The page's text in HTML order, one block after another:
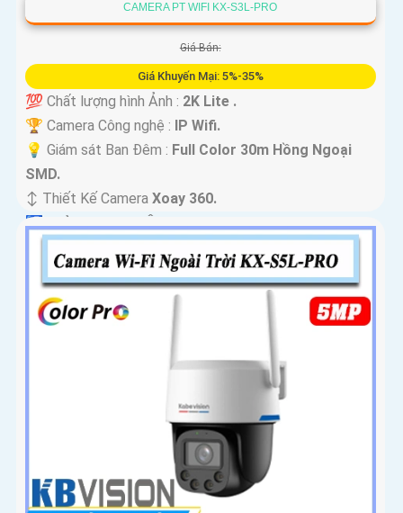
CAMERA PT WIFI KX-S3L-PRO
Giá Bán:
Giá Khuyến Mại: 5%-35%
💯 Chất lượng hình Ảnh : 2K Lite .
🏆 Camera Công nghệ : IP Wifi.
💡 Giám sát Ban Đêm : Full Color 30m Hồng Ngoại
SMD.
↕️ Thiết Kế Camera Xoay 360.
️🛃 Khả Năng :Thu Âm.